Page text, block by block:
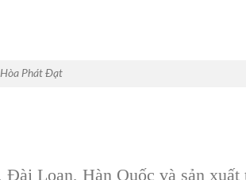
Hòa Phát Đạt
Loan, Hàn Quốc và sản xuất